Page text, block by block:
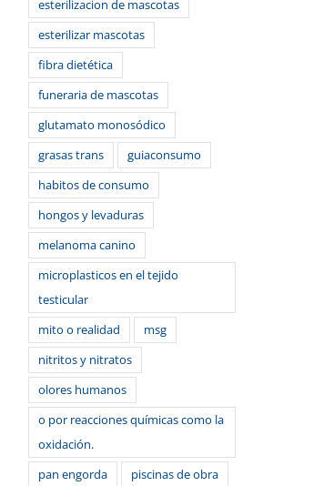
esterilizacion de mascotas
esterilizar mascotas
fibra dietética
funeraria de mascotas
glutamato monosódico
grasas trans
guiaconsumo
habitos de consumo
hongos y levaduras
melanoma canino
microplasticos en el tejido
testicular
mito o realidad
msg
nitritos y nitratos
olores humanos
o por reacciones químicas como la
oxidación.
pan engorda
piscinas de obra